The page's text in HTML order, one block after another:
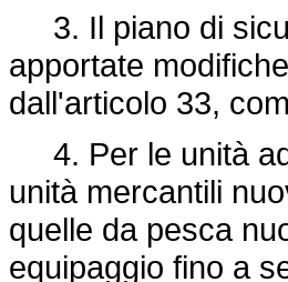
3. Il piano di
apportate
dall'articolo 33,
4. Per le unità
unità mercantili
quelle da pesca
equipaggio fino a